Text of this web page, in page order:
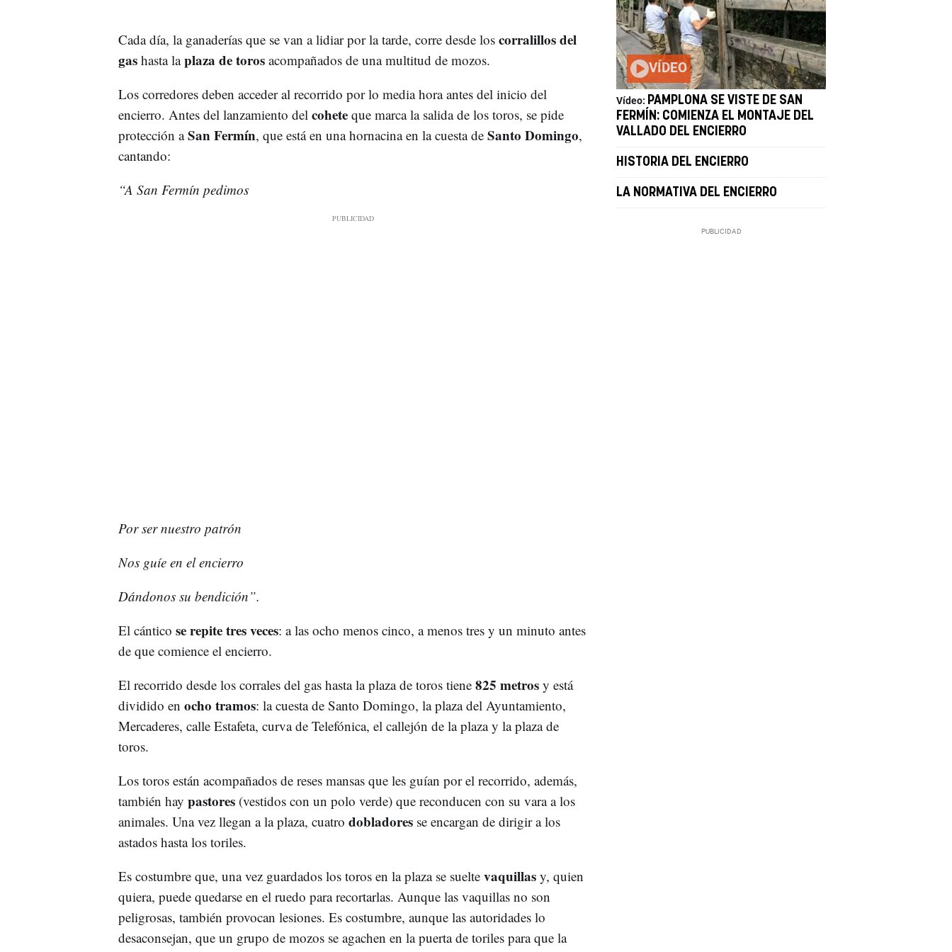
Cada día, la ganaderías que se van a lidiar por la tarde, corre desde los corralillos del
gashasta laplaza de torosacompañados de una multitud de mozos.
Los corredores deben acceder al recorrido por lo media hora antes del inicio del
encierro. Antes del lanzamiento del cohete que marca la salida de los toros, se pide
protección aSan Fermín, que está en una hornacina en la cuesta de Santo Domingo,
cantando:
“A San Fermín pedimos
Por ser nuestro patrón
Nos guíe en el encierro
Dándonos su bendición”.
El cántico se repite tres veces: a las ocho menos cinco, a menos tres y un minuto antes
de que comience el encierro.
El recorrido desde los corrales del gas hasta la plaza de toros tiene 825 metrosy está
dividido en ocho tramos: la cuesta de Santo Domingo, la plaza del Ayuntamiento,
Mercaderes, calle Estafeta, curva de Telefónica, el callejón de la plaza y la plaza de
toros.
Los toros están acompañados de reses mansas que les guían por el recorrido, además,
también hay pastores (vestidos con un polo verde) que reconducen con su vara a los
animales. Una vez llegan a la plaza, cuatro dobladores se encargan de dirigir a los
astados hasta los toriles.
Es costumbre que, una vez guardados los toros en la plaza se suelte vaquillas y, quien
quiera, puede quedarse en el ruedo para recortarlas. Aunque las vaquillas no son
peligrosas, también provocan lesiones. Es costumbre, aunque las autoridades lo
desaconsejan, que un grupo de mozos se agachen en la puerta de toriles para que la
VÍDEO
Vídeo: PAMPLONA SE VISTE DE SAN
FERMÍN: COMIENZA EL MONTAJE DEL
VALLADO DEL ENCIERRO
HISTORIA DEL ENCIERRO
LA NORMATIVA DEL ENCIERRO